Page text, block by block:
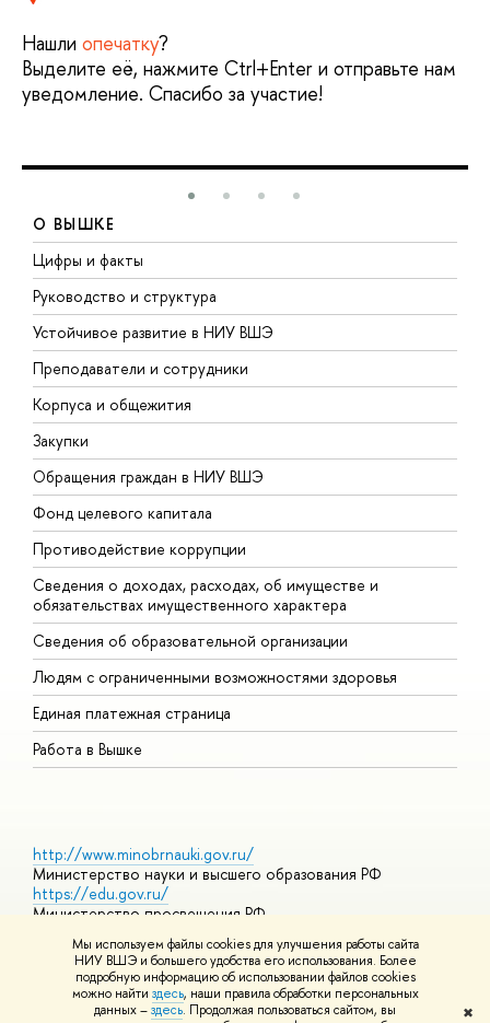
Мы используем файлы cookies для улучшения работы сайта
НИУ ВШЭ и большего удобства его использования. Более
подробную информацию об использовании файлов cookies
можно найти здесь, наши правила обработки персональных
данных –здесь. Продолжая пользоваться сайтом, вы
✖
Нашли опечатку?
Выделите её, нажмите Ctrl+Enter и отправьте нам
уведомление. Спасибо за участие!
О ВЫШКЕ
Цифры и факты
Руководство и структура
Устойчивое развитие в НИУ ВШЭ
Преподаватели и сотрудники
Корпуса и общежития
Закупки
Обращения граждан в НИУ ВШЭ
Фонд целевого капитала
Противодействие коррупции
Сведения о доходах, расходах, об имуществе и
обязательствах имущественного характера
Сведения об образовательной организации
Людям с ограниченными возможностями здоровья
Единая платежная страница
Работа в Вышке
http://www.minobrnauki.gov.ru/
Министерство науки и высшего образования РФ
https://edu.gov.ru/
Министерство просвещения РФ
Массовые открытые онлайн-курсы
© НИУ ВШЭ 1993–2026 Адреса и контактыУсловия